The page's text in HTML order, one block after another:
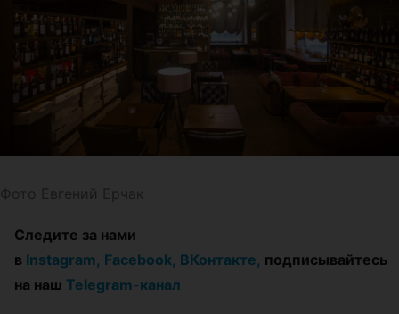
Фото Евгений Ерчак
Следите за нами
в Instagram, Facebook, ВКонтакте, подписывайтесь
на наш Telegram-канал